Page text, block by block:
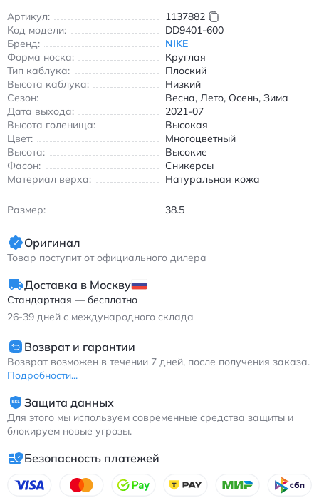
дополнительную поддержку стопы, делая кроссовки
идеальным выбором для повседневной носки и активного
отдыха. Износостойкие материалы и продуманная
амортизация делают эту модель универсальной для всех
сезонов. Кожаная отделка сохраняет форму и выглядит
стильно даже после длительной эксплуатации. Подходит как
для прогулок по городу, так и для занятий спортом в
помещении. Унисекс-вариант позволяет выбрать размер как
мужчинам, так и женщинам, сохраняя комфорт и эстетику.
Найк Дунк Хай "Гим Ред" кроссовки высокие кожаные черно-
красные
Артикул:
1137882
Код модели:
DD9401-600
Бренд:
NIKE
Форма носка:
Круглая
Тип каблука:
Плоский
Высота каблука:
Низкий
Сезон:
Весна, Лето, Осень, Зима
Дата выхода:
2021-07
Высота голенища:
Высокая
Цвет:
Многоцветный
Высота:
Высокие
Фасон:
Сникерсы
Материал верха:
Натуральная кожа
Размер: 38.5
Оригинал
Товар поступит от официального дилера
Доставка в Москву
Стандартная — бесплатно
26-39 дней с международного склада
Возврат и гарантии
Возврат возможен в течении 7 дней, после получения заказа.
Подробности...
Защита данных
Для этого мы используем современные средства защиты и
блокируем новые угрозы.
Безопасность платежей